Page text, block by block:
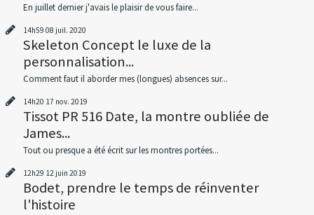
En juillet dernier j'avais le plaisir de vous faire...
14h59 08 juil. 2020
Skeleton Concept le luxe de la
personnalisation...
Comment faut il aborder mes (longues) absences sur...
14h20 17 nov. 2019
Tissot PR 516 Date, la montre oubliée de
James...
Tout ou presque a été écrit sur les montres portées...
12h29 12 juin 2019
Bodet, prendre le temps de réinventer
l'histoire